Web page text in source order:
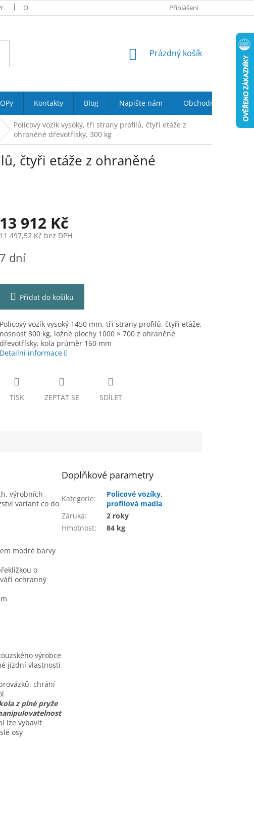
O NÁS DOPRAVA A PLATBA
Přihlášení
NÁKUPNÍ
Prázdný košík
Kontakty Blog Napište nám Obchodní podmínky
Policový vozík vysoký, tři strany profilů, čtyři etáže z
ohraněné dřevotřísky, 300 kg
čtyři etáže z ohraněné
13 912 Kč
11 497,52 Kč bez DPH
cena:
7 dní
Přidat do košíku
Policový vozík vysoký 1450 mm, tři strany profilů, čtyři etáže,
nosnost 300 kg, ložné plochy 1000 × 700 z ohraněné
dřevotřísky, kola průměr 160 mm
Detailní informace
TISK ZEPTAT SE SDÍLET
výrobních
variant co do
modré barvy
o
ochranný
výrobce
jízdní vlastnosti
chrání
z plné pryže
lze vybavit
osy
Doplňkové parametry
Kategorie:
Policové vozíky,
profilová madla
Záruka:
2 roky
Hmotnost: 84 kg